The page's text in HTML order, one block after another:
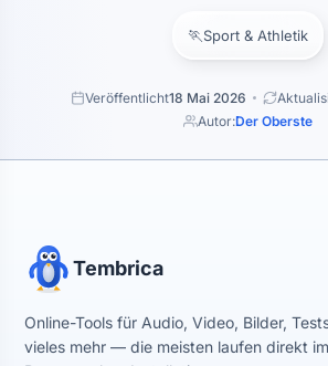
🏃Sport & Athletik
Veröffentlicht18 Mai 2026
Autor:Der Oberste
Tembrica
Online-Tools für Audio, Video, Bilder,
vieles mehr — die meisten laufen direkt im